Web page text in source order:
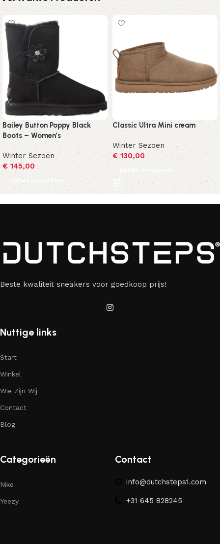
Bailey Button Poppy Black
Boots – Women’s
Winter Sezoen
€ 145,00
Opties selecteren
Classic Ultra Mini cream
Winter Sezoen
€130,00
Opties selecteren
Beste kwaliteit sneakers voor goedkoop prijs!
Nuttige links
Start
Winkel
Wie Zijn Wij
Contact
Blog
Categorieën
Nike
Yeezy
Contact
info@dutchsteps1.com
+31 645 828245